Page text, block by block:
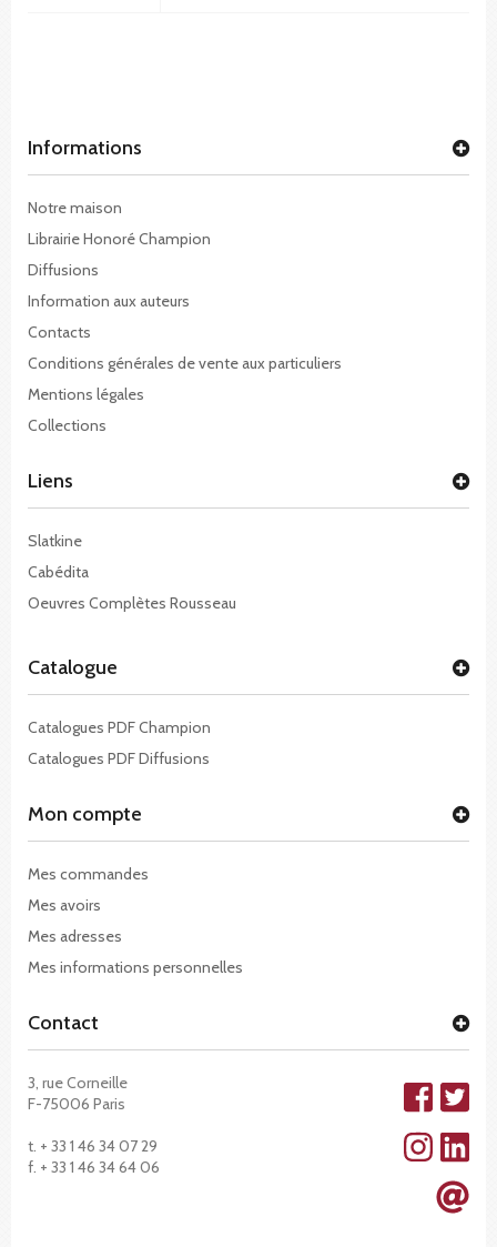
Informations
Notre maison
Librairie Honoré Champion
Diffusions
Information aux auteurs
Contacts
Conditions générales de vente aux particuliers
Mentions légales
Collections
Liens
Slatkine
Cabédita
Oeuvres Complètes Rousseau
Catalogue
Catalogues PDF Champion
Catalogues PDF Diffusions
Mon compte
Mes commandes
Mes avoirs
Mes adresses
Mes informations personnelles
Contact
3, rue Corneille
F-75006 Paris
t. + 33 1 46 34 07 29
f. + 33 1 46 34 64 06